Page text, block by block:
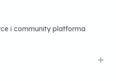
i community platforma